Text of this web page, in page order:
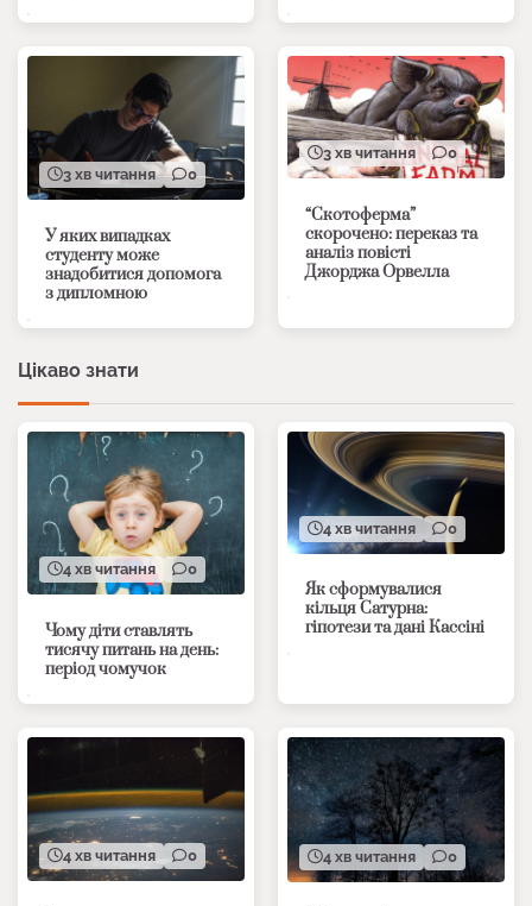
3 хв читання 0
У яких випадках
студенту може
знадобитися допомога
з дипломною
3 хв читання 0
“Скотоферма”
скорочено: переказ та
аналіз повісті
Джорджа Орвелла
Цікаво знати
4 хв читання 0
Чому діти ставлять
тисячу питань на день:
період чомучок
4 хв читання 0
Як сформувалися
кільця Сатурна:
гіпотези та дані Кассіні
4 хв читання 0 4 хв читання 0